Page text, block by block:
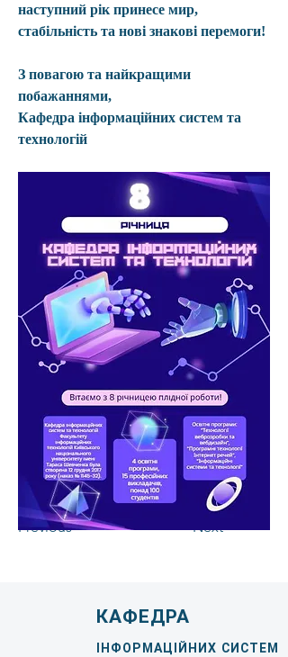
Previous Next
наступний рік принесе мир,
стабільність та нові знакові перемоги!
З повагою та найкращими
побажаннями,
Кафедра інформаційних систем та
технологій
КАФЕДРА
ІНФОРМАЦІЙНИХ СИСТЕМ